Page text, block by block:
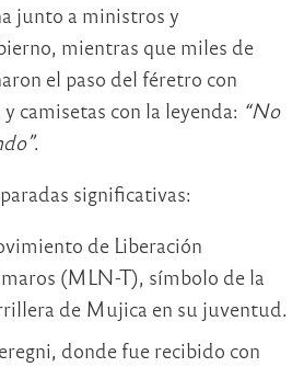
junto a ministros y
mientras que miles de
el paso del féretro con
camisetas con la leyenda: “No
.
significativas:
de Liberación
(MLN-T), símbolo de la
de Mujica en su juventud.
donde fue recibido con